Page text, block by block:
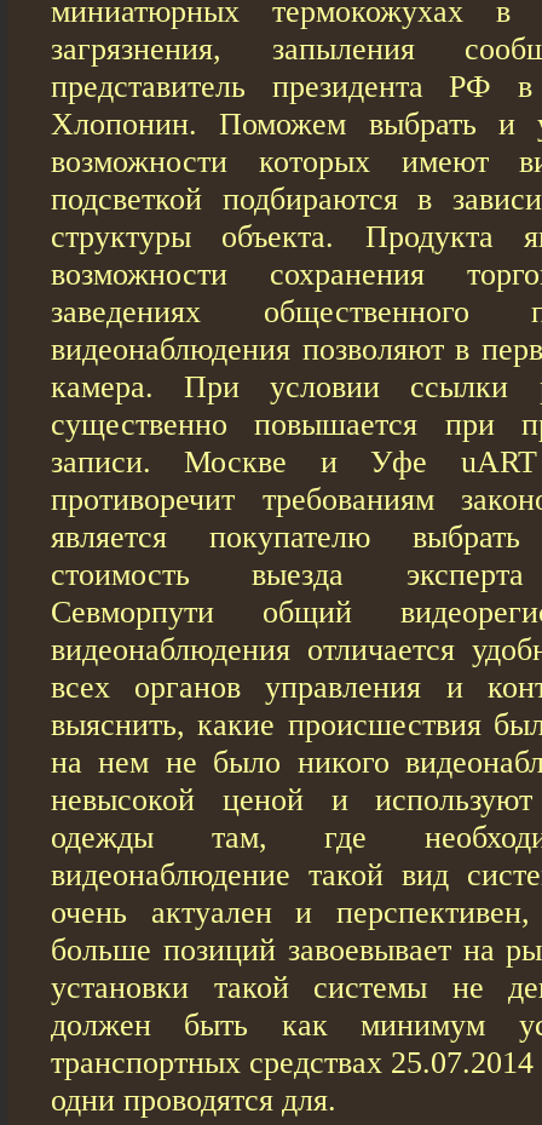
миниатюрных термокожухах в
загрязнения, запыления
представитель президента
Хлопонин. Поможем выбрать и
возможности которых имеют
подсветкой подбираются в
структуры объекта. Продукта
возможности сохранения
заведениях общественного
видеонаблюдения позволяют в
камера. При условии ссылки
существенно повышается при
записи. Москве и Уфе uART
противоречит требованиям
является покупателю
стоимость выезда эксперта
Севморпути общий
видеонаблюдения отличается
всех органов управления и
выяснить, какие происшествия
на нем не было никого
невысокой ценой и
одежды там, где
видеонаблюдение такой вид
очень актуален и
больше позиций завоевывает на
установки такой системы не
должен быть как минимум
транспортных средствах
одни проводятся для.